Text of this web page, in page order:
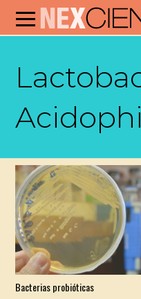
Bacterias probióticas